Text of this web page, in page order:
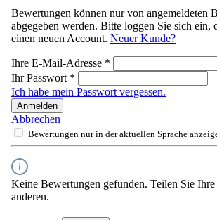
Bewertungen können nur von angemeldeten
abgegeben werden. Bitte loggen Sie sich ein,
einen neuen Account. Neuer Kunde?
Ihre E-Mail-Adresse *
Ihr Passwort *
Ich habe mein Passwort vergessen.
Anmelden
Abbrechen
Bewertungen nur in der aktuellen Sprache
Keine Bewertungen gefunden. Teilen Sie
anderen.